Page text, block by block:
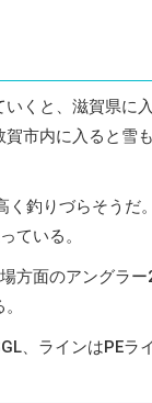
くと、滋賀県に
市内に入ると雪
釣りづらそうだ
ている。
方面のアングラ
、ラインはPEラ